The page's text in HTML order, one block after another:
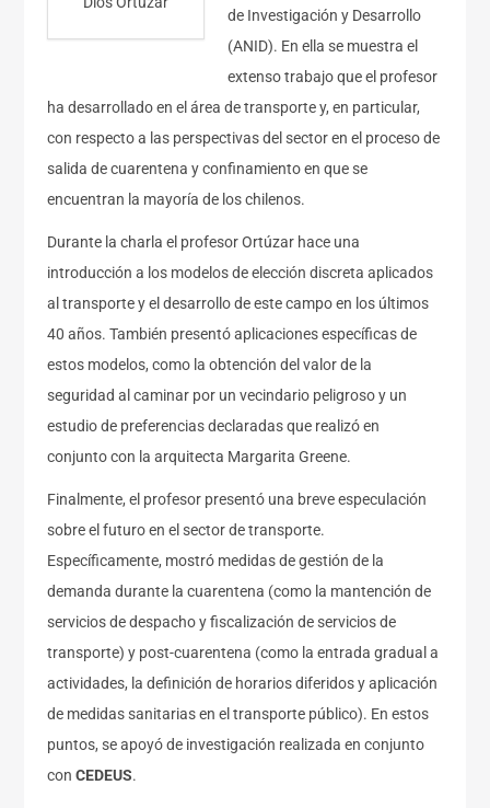
de Investigación y Desarrollo
(ANID). En ella se muestra el
extenso trabajo que el profesor
ha desarrollado en el área de transporte y, en particular,
con respecto a las perspectivas del sector en el proceso de
salida de cuarentena y confinamiento en que se
encuentran la mayoría de los chilenos.
Durante la charla el profesor Ortúzar hace una
introducción a los modelos de elección discreta aplicados
al transporte y el desarrollo de este campo en los últimos
40 años. También presentó aplicaciones específicas de
estos modelos, como la obtención del valor de la
seguridad al caminar por un vecindario peligroso y un
estudio de preferencias declaradas que realizó en
conjunto con la arquitecta Margarita Greene.
Finalmente, el profesor presentó una breve especulación
sobre el futuro en el sector de transporte.
Específicamente, mostró medidas de gestión de la
demanda durante la cuarentena (como la mantención de
servicios de despacho y fiscalización de servicios de
transporte) y post-cuarentena (como la entrada gradual a
actividades, la definición de horarios diferidos y aplicación
de medidas sanitarias en el transporte público). En estos
puntos, se apoyó de investigación realizada en conjunto
conCEDEUS.